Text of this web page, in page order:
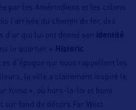
par les Amérindiens et les colons
l’arrivée du chemin de fer, des
d’or qui lui ont donné son identité
le quartier «
Historic
d’époque qui nous rappellent les
la ville a clairement inspiré le
Yuma », où hors-la-loi et bons
sur fond de décors Far West.